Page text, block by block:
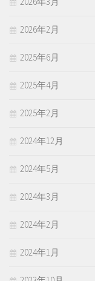
2026年2月
2025年6月
2025年4月
2025年2月
2024年12月
2024年5月
2024年3月
2024年2月
2024年1月